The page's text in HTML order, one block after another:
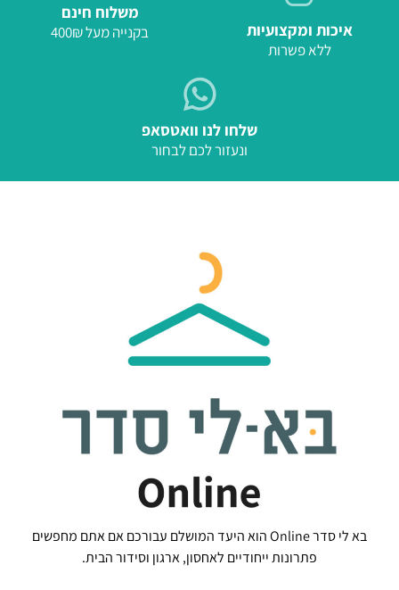
איכות ומקצועיות
ללא פשרות
משלוח חינם
בקנייה מעל 400₪
שלחו לנו וואטסאפ
ונעזור לכם לבחור
בא לי סדר Online הוא היעד המושלם עבורכם אם אתם מחפשים
פתרונות ייחודיים לאחסון, ארגון וסידור הבית.